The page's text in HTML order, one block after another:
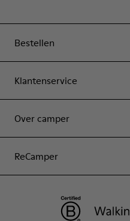
Bestellen
Klantenservice
Over camper
ReCamper